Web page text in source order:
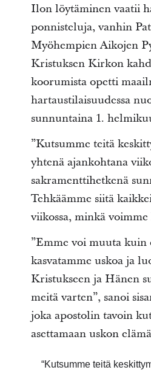
Ilon löytäminen vaatii
ponnisteluja, vanhin
Myöhempien Aikojen
Kristuksen Kirkon
koorumista opetti
hartaustilaisuudessa
sunnuntaina 1.
”Kutsumme teitä
yhtenä ajankohtana
sakramenttihetkenä
Tehkäämme siitä
viikossa, minkä voimme
”Emme voi muuta
kasvatamme uskoa ja
Kristukseen ja Hänen
meitä varten”, sanoi
joka apostolin tavoin
asettamaan uskon
“Kutsumme teitä